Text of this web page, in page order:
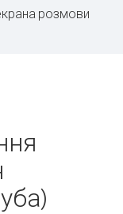
розмови